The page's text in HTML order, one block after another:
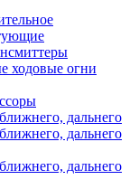
ходовые огни
дальнего
дальнего
дальнего